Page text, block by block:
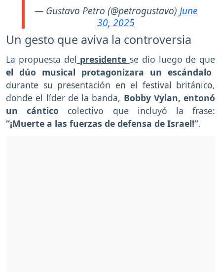
— Gustavo Petro (@petrogustavo) June
30, 2025
Un gesto que aviva la controversia
La propuesta del presidente se dio luego de que
el dúo musical protagonizara un escándalo
durante su presentación en el festival británico,
donde el líder de la banda, Bobby Vylan, entonó
un cántico colectivo que incluyó la frase:
“¡Muerte a las fuerzas de defensa de Israel!”.